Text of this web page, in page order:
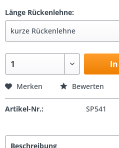
Länge Rückenlehne:
Merken Bewerten
Artikel-Nr.: SP541
Beschreibung